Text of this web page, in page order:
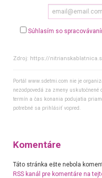
Súhlasím so
Zdroj: https://
Portál www.sdetmi.com nie je
nezodpovedá za zmeny
termín a čas konania podujatia
potrebné sa prihlásiť vopred.
Komentáre
Táto stránka ešte nebola
RSS kanál pre komentáre na